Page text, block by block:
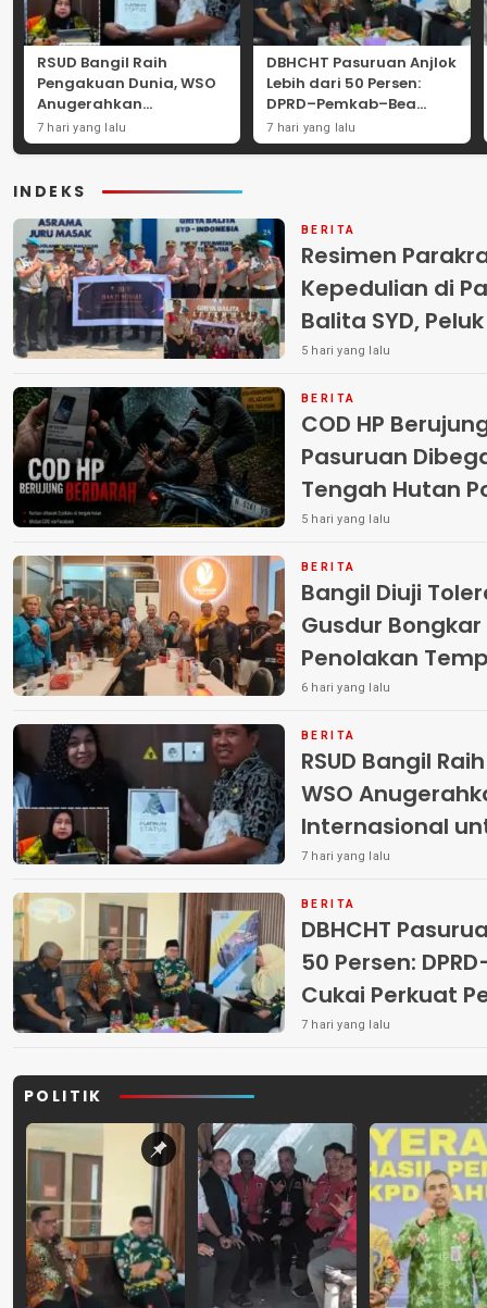
RSUD Bangil Raih
Pengakuan Dunia, WSO
Anugerahkan
Penghargaan
Internasional untuk
7 hari yang lalu
DBHCHT Pasuruan Anjlok
Lebih dari 50 Persen:
DPRD–Pemkab–Bea
Cukai Perkuat Perang
Melawan Peredaran
7 hari yang lalu
INDEKS
BERITA
Resimen
Kepedulian di
Balita SYD,
Terlantar
5 hari yang lalu
BERITA
COD HP
Pasuruan
Tengah Hutan Polisi Buru Tiga
Pelaku
5 hari yang lalu
BERITA
Bangil Diuji
Gusdur
Penolakan
6 hari yang lalu
BERITA
RSUD Bangil
WSO
Internasional
7 hari yang lalu
BERITA
DBHCHT
50 Persen:
Cukai Perkuat
Peredaran
7 hari yang lalu
POLITIK